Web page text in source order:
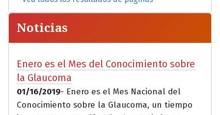
Noticias
Enero es el Mes del Conocimiento sobre
la Glaucoma
01/16/2019- Enero es el Mes Nacional del
Conocimiento sobre la Glaucoma, un tiempo